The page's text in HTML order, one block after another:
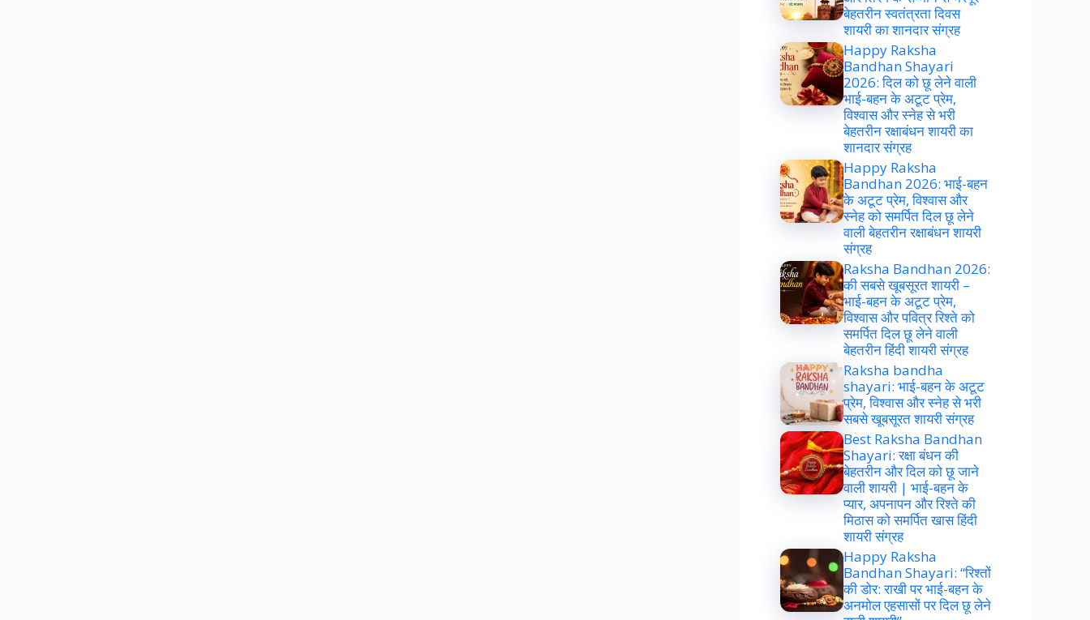
बेहतरीन स्वतंत्रता दिवस
शायरी का शानदार संग्रह
Happy Raksha
Bandhan Shayari
2026: दिल को छू लेने वाली
भाई-बहन के अटूट प्रेम,
विश्वास और स्नेह से भरी
बेहतरीन रक्षाबंधन शायरी का
शानदार संग्रह
Happy Raksha
Bandhan 2026: भाई-बहन
के अटूट प्रेम, विश्वास और
स्नेह को समर्पित दिल छू लेने
वाली बेहतरीन रक्षाबंधन शायरी
संग्रह
Raksha Bandhan 2026:
की सबसे खूबसूरत शायरी –
भाई-बहन के अटूट प्रेम,
विश्वास और पवित्र रिश्ते को
समर्पित दिल छू लेने वाली
बेहतरीन हिंदी शायरी संग्रह
Raksha bandha
shayari: भाई-बहन के अटूट
प्रेम, विश्वास और स्नेह से भरी
सबसे खूबसूरत शायरी संग्रह
Best Raksha Bandhan
Shayari: रक्षा बंधन की
बेहतरीन और दिल को छू जाने
वाली शायरी | भाई-बहन के
प्यार, अपनापन और रिश्ते की
मिठास को समर्पित खास हिंदी
शायरी संग्रह
Happy Raksha
Bandhan Shayari: “रिश्तों
की डोर: राखी पर भाई-बहन के
अनमोल एहसासों पर दिल छू लेने